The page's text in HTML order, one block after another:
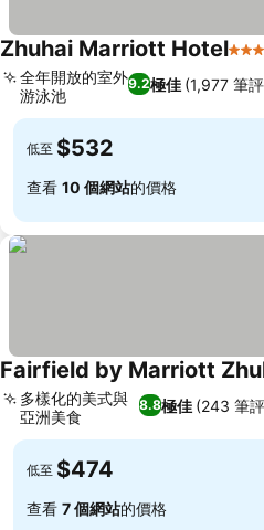
Zhuhai Marriott Hotel5
9.2極佳 (1,977 筆
全年開放的室外
游泳池
低至 $532
查看 10 個網站的價格
Fairfield by Marriott
8.8極佳 (243 筆
多樣化的美式與
亞洲美食
低至 $474
查看 7 個網站的價格